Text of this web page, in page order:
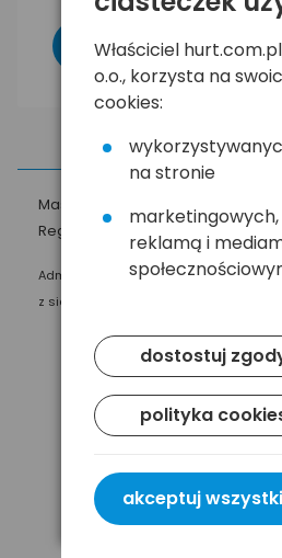
Masz pytania?
Regulamin
Polityka prywatności
Administratorem Twoich danych
z siedzibą w Gdańsku przy ul.
Właściciel
o.o., korzysta na
cookies:
na stronie
reklamą i
dostostuj
polityka
akceptuj